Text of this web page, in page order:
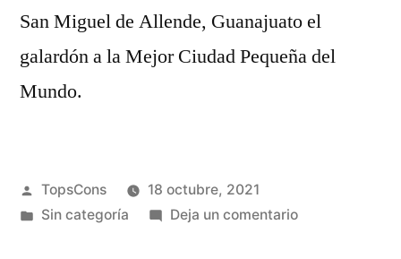
San Miguel de Allende, Guanajuato el
galardón a la Mejor Ciudad Pequeña del
Mundo.
TopsCons
18 octubre, 2021
Sin categoría
Deja un comentario